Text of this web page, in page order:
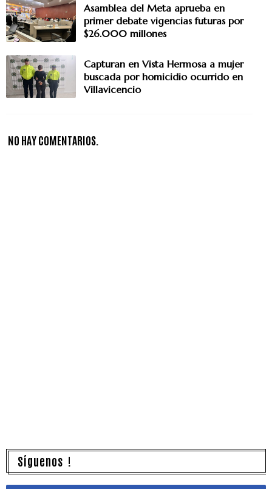
Asamblea del Meta aprueba en
primer debate vigencias futuras por
$26.000 millones
Capturan en Vista Hermosa a mujer
buscada por homicidio ocurrido en
Villavicencio
NO HAY COMENTARIOS.
Síguenos !